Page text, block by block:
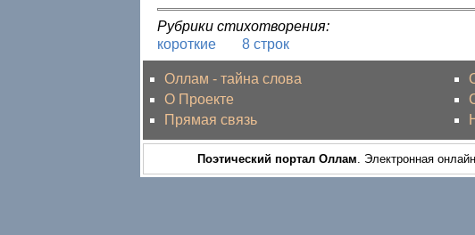
Рубрики стихотворения:
короткие
8 строк
Оллам - тайна слова
О Проекте
Прямая связь
Поэтический портал Оллам . Электронная